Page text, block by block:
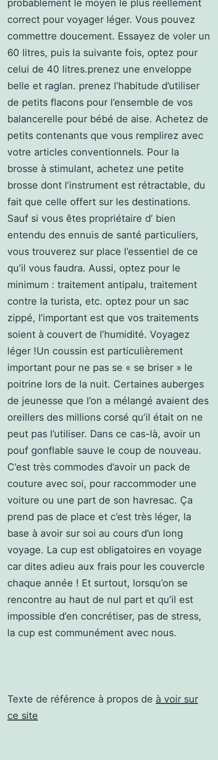
probablement le moyen le plus réellement
correct pour voyager léger. Vous pouvez
commettre doucement. Essayez de voler un
60 litres, puis la suivante fois, optez pour
celui de 40 litres.prenez une enveloppe
belle et raglan. prenez l’habitude d’utiliser
de petits flacons pour l’ensemble de vos
balancerelle pour bébé de aise. Achetez de
petits contenants que vous remplirez avec
votre articles conventionnels. Pour la
brosse à stimulant, achetez une petite
brosse dont l’instrument est rétractable, du
fait que celle offert sur les destinations.
Sauf si vous êtes propriétaire d’ bien
entendu des ennuis de santé particuliers,
vous trouverez sur place l’essentiel de ce
qu’il vous faudra. Aussi, optez pour le
minimum : traitement antipalu, traitement
contre la turista, etc. optez pour un sac
zippé, l’important est que vos traitements
soient à couvert de l’humidité. Voyagez
léger !Un coussin est particulièrement
important pour ne pas se « se briser » le
poitrine lors de la nuit. Certaines auberges
de jeunesse que l’on a mélangé avaient des
oreillers des millions corsé qu’il était on ne
peut pas l’utiliser. Dans ce cas-là, avoir un
pouf gonflable sauve le coup de nouveau.
C’est très commodes d’avoir un pack de
couture avec soi, pour raccommoder une
voiture ou une part de son havresac. Ça
prend pas de place et c’est très léger, la
base à avoir sur soi au cours d’un long
voyage. La cup est obligatoires en voyage
car dites adieu aux frais pour les couvercle
chaque année ! Et surtout, lorsqu’on se
rencontre au haut de nul part et qu’il est
impossible d’en concrétiser, pas de stress,
la cup est communément avec nous.
Texte de référence à propos de à voir sur
ce site